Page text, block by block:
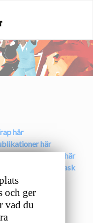
här
här
från talarna här
Behind The Mask
här
och ger
vad du